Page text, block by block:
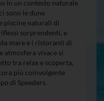
in un contesto naturale
sono le dune
piscine naturali di
sorprendenti, e
mare e i ristoranti di
atmosfera vivace si
tra relax e scoperta,
più coinvolgente
di Speeders.